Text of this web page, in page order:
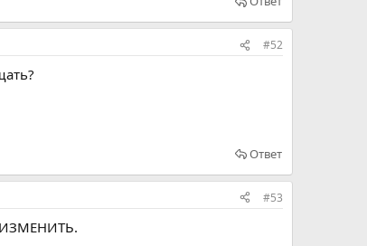
#52
Ответ
#53
ИЗМЕНИТЬ.